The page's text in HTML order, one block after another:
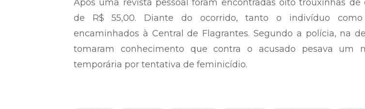
Após uma revista pessoal foram encontradas oito trouxinhas
de R$ 55,00. Diante do ocorrido, tanto o indivíduo
encaminhados à Central de Flagrantes. Segundo a polícia, na
tomaram conhecimento que contra o acusado pesava um
temporária por tentativa de feminicídio.